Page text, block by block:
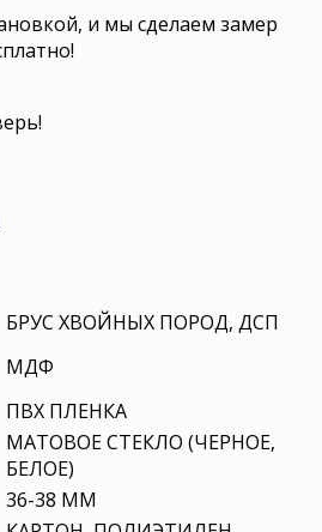
и мы сделаем замер
БРУС ХВОЙНЫХ ПОРОД, ДСП
МДФ
ПВХ ПЛЕНКА
МАТОВОЕ СТЕКЛО (ЧЕРНОЕ,
БЕЛОЕ)
36-38 ММ